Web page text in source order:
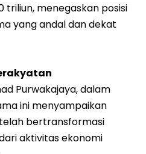
triliun, menegaskan posisi
yang andal dan dekat
Purwakajaya, dalam
ini menyampaikan
telah bertransformasi
aktivitas ekonomi